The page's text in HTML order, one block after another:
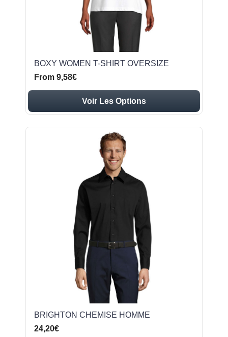
BOXY WOMEN T-SHIRT OVERSIZE
From 9,58€
Voir Les Options
BRIGHTON CHEMISE HOMME
24,20€